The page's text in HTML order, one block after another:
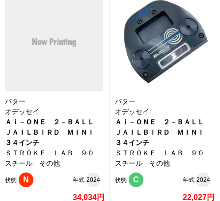
パター
オデッセイ
Ａｉ－ＯＮＥ ２－ＢＡＬＬ
ＪＡＩＬＢＩＲＤ ＭＩＮＩ
３４インチ
ＳＴＲＯＫＥ ＬＡＢ ９０
スチール その他
状態 N 年式 2024
34,034円
パター
オデッセイ
Ａｉ－ＯＮＥ ２－ＢＡＬＬ
ＪＡＩＬＢＩＲＤ ＭＩＮＩ
３４インチ
ＳＴＲＯＫＥ ＬＡＢ ９０
スチール その他
状態 C 年式 2024
22,027円